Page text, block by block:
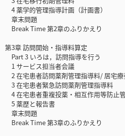
4 薬学的管理指導計画（計画書）
章末問題
Break Time 第2章のふりかえり
第3章 訪問開始・指導料算定
Part 3 いろは，訪問指導を行う
1 サービス担当者会議
2 在宅患者訪問薬剤管理指導料/ 居宅
3 在宅患者緊急訪問薬剤管理指導料
4 在宅患者重複投薬・相互作用等防止
5 薬歴と報告書
章末問題
Break Time 第3章のふりかえり